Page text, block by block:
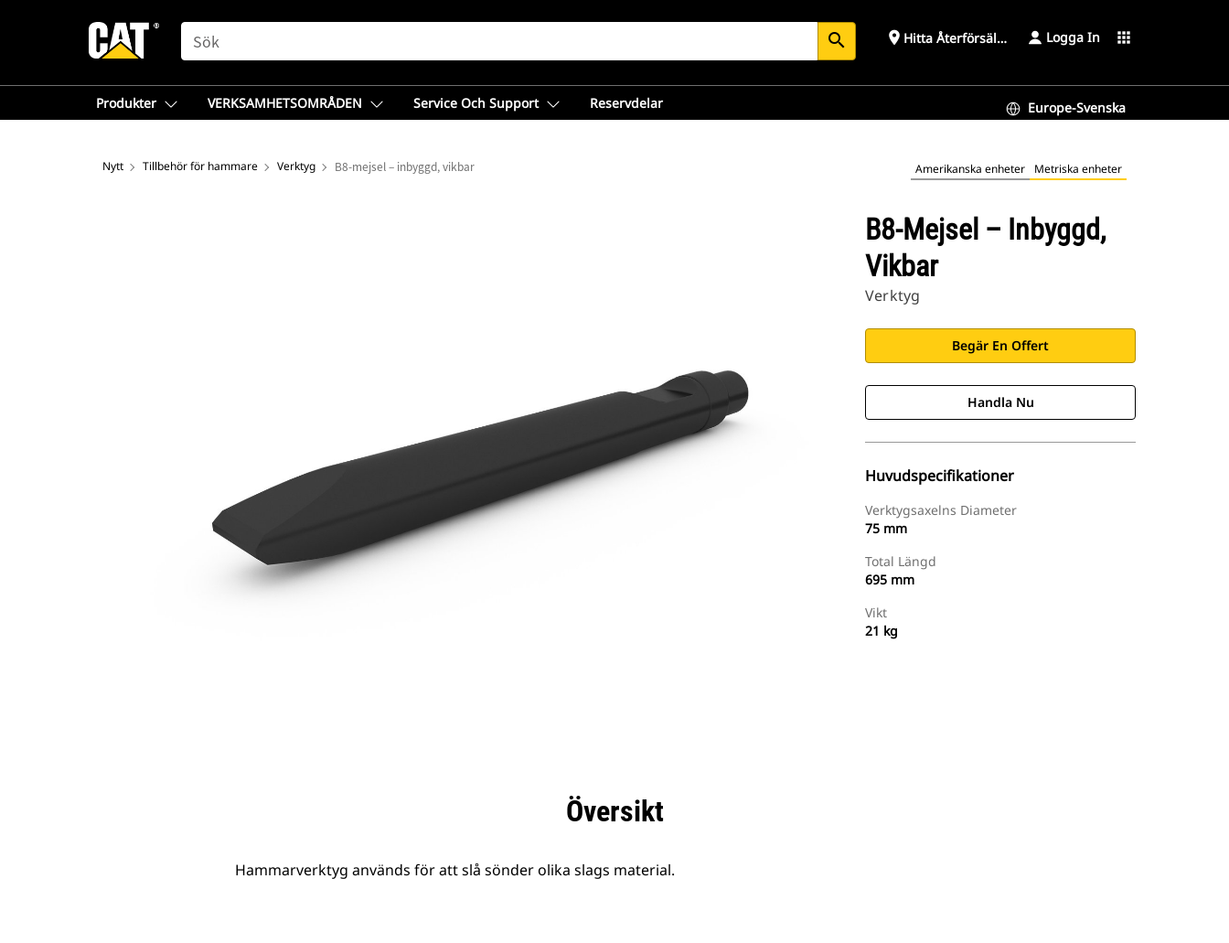
SEARCH search place Hitta Återförsäljare Logga In apps
Produkter VERKSAMHETSOMRÅDEN Service Och Support Reservdelar Europe-Svenska
Nytt Tillbehör för hammare Verktyg B8-mejsel – inbyggd, vikbar Amerikanska enheter Metriska enheter
B8-Mejsel – Inbyggd,
Vikbar
Verktyg
Begär En Offert
Handla Nu
Huvudspecifikationer
Verktygsaxelns Diameter
75 mm
Total Längd
695 mm
Vikt
21 kg
SpecifikationerÖversikt
Hammarverktyg används för att slå sönder olika slags material.